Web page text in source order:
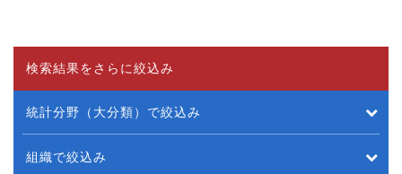
検索結果をさらに絞込み
統計分野（大分類）で絞込み
組織で絞込み